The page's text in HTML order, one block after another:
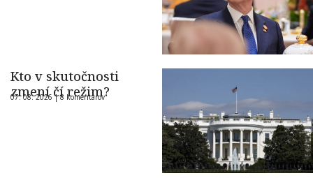
Kto v skutočnosti
zmení čí režim?
07. 08. 2026 |8 komentárov